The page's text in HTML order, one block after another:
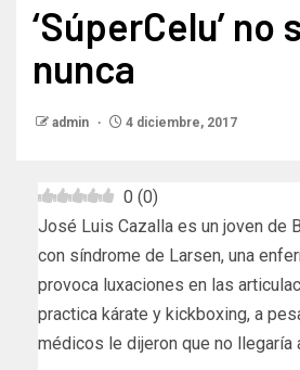
‘SúperCelu’ no
nunca
admin 4 diciembre, 2017
0 (0)
José Luis Cazalla es un joven de
con síndrome de Larsen, una
provoca luxaciones en las
practica kárate y kickboxing, a
médicos le dijeron que no llegaría